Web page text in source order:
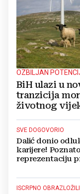
OZBILJAN
BiH ulazi u
tranzicija
životnog
SVE DOGOVORIO
Dalić donio
karijere!
reprezentaciju
ISCRPNO